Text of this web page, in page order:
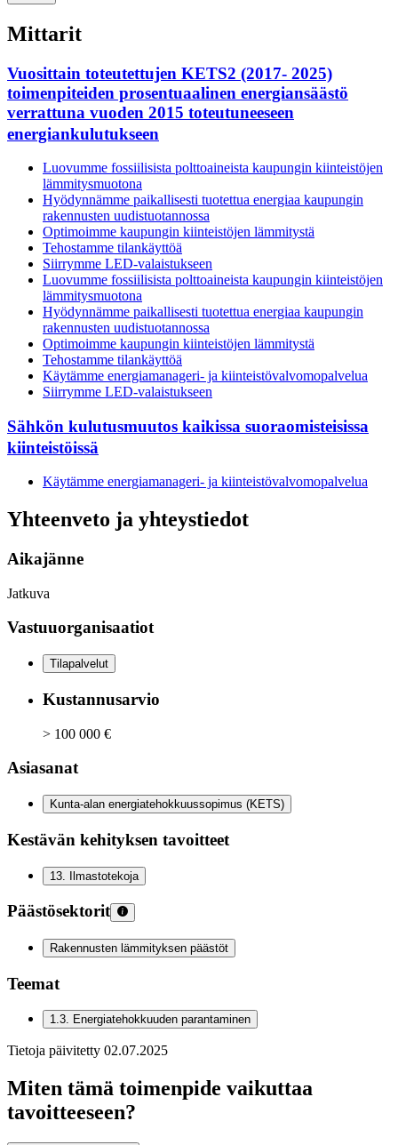
Mittarit
Vuosittain toteutettujen KETS2 (2017- 2025)
toimenpiteiden prosentuaalinen energiansäästö
verrattuna vuoden 2015 toteutuneeseen
energiankulutukseen
Luovumme fossiilisista polttoaineista kaupungin kiinteistöjen
lämmitysmuotona
Hyödynnämme paikallisesti tuotettua energiaa kaupungin
rakennusten uudistuotannossa
Optimoimme kaupungin kiinteistöjen lämmitystä
Tehostamme tilankäyttöä
Siirrymme LED-valaistukseen
Luovumme fossiilisista polttoaineista kaupungin kiinteistöjen
lämmitysmuotona
Hyödynnämme paikallisesti tuotettua energiaa kaupungin
rakennusten uudistuotannossa
Optimoimme kaupungin kiinteistöjen lämmitystä
Tehostamme tilankäyttöä
Käytämme energiamanageri- ja kiinteistövalvomopalvelua
Siirrymme LED-valaistukseen
Sähkön kulutusmuutos kaikissa suoraomisteisissa
kiinteistöissä
Käytämme energiamanageri- ja kiinteistövalvomopalvelua
Yhteenveto ja yhteystiedot
Aikajänne
Jatkuva
Vastuuorganisaatiot
Tilapalvelut
Kustannusarvio
> 100 000 €
Asiasanat
Kunta-alan energiatehokkuussopimus (KETS)
Kestävän kehityksen tavoitteet
13 Ilmastotekoja
Päästösektorit
Rakennusten lämmityksen päästöt
Teemat
1.3. Energiatehokkuuden parantaminen
Tietoja päivitetty 02.07.2025
Miten tämä toimenpide vaikuttaa
tavoitteeseen?